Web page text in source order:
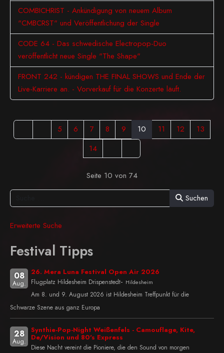
COMBICHRIST - Ankündigung von neuem Album
"CMBCRST" und Veröffentlichung der Single
CODE 64 - Das schwedische Electropop-Duo
veröffentlicht neue Single "The Shape"
FRONT 242 - kündigen THE FINAL SHOWS und Ende der
Live-Karriere an. - Vorverkauf für die Konzerte läuft.
5 6 7 8 9 10 11 12
13
14
Seite 10 von 74
Suchen
Erweiterte Suche
Festival Tipps
08
Aug.
26. Mera Luna Festival Open Air 2026
Flugplatz Hildesheim Drispenstedt- Hildesheim
Am 8. und 9. August 2026 ist Hildesheim Treffpunkt für die
Schwarze Szene aus ganz Europa
28
Aug.
Synthie-Pop-Night Weißenfels - Camouflage, Kite,
De/Vision und 80's Express
Diese Nacht vereint die Pioniere, die den Sound von morgen